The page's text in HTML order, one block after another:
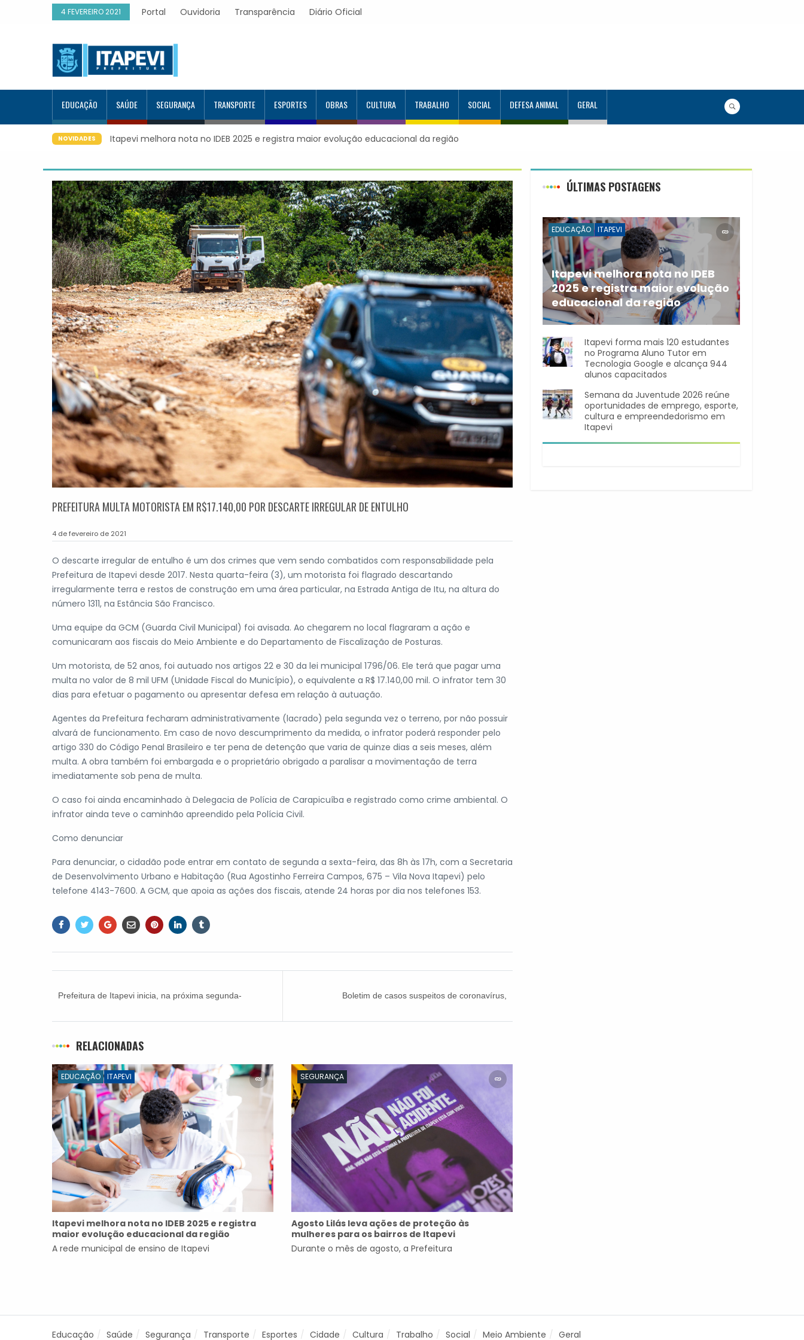
4 FEVEREIRO 2021 Portal Ouvidoria Transparência Diário Oficial
EDUCAÇÃO SAÚDE SEGURANÇA TRANSPORTE ESPORTES OBRAS CULTURA TRABALHO SOCIAL DEFESA ANIMAL GERAL
NOVIDADES
nota no IDEB 2025 e registra maior evolução educacional da regiãoItapevi forma mais 120 estudantes no Programa Aluno Tutor em Tecnologia
PREFEITURA MULTA MOTORISTA EM R$17.140,00 POR DESCARTE IRREGULAR DE ENTULHO
4 de fevereiro de 2021
O descarte irregular de entulho é um dos crimes que vem sendo combatidos com responsabilidade pela
Prefeitura de Itapevi desde 2017. Nesta quarta-feira (3), um motorista foi flagrado descartando
irregularmente terra e restos de construção em uma área particular, na Estrada Antiga de Itu, na altura do
número 1311, na Estância São Francisco.
Uma equipe da GCM (Guarda Civil Municipal) foi avisada. Ao chegarem no local flagraram a ação e
comunicaram aos fiscais do Meio Ambiente e do Departamento de Fiscalização de Posturas.
Um motorista, de 52 anos, foi autuado nos artigos 22 e 30 da lei municipal 1796/06. Ele terá que pagar uma
multa no valor de 8 mil UFM (Unidade Fiscal do Município), o equivalente a R$ 17.140,00 mil. O infrator tem 30
dias para efetuar o pagamento ou apresentar defesa em relação à autuação.
Agentes da Prefeitura fecharam administrativamente (lacrado) pela segunda vez o terreno, por não possuir
alvará de funcionamento. Em caso de novo descumprimento da medida, o infrator poderá responder pelo
artigo 330 do Código Penal Brasileiro e ter pena de detenção que varia de quinze dias a seis meses, além
multa. A obra também foi embargada e o proprietário obrigado a paralisar a movimentação de terra
imediatamente sob pena de multa.
O caso foi ainda encaminhado à Delegacia de Polícia de Carapicuíba e registrado como crime ambiental. O
infrator ainda teve o caminhão apreendido pela Polícia Civil.
Como denunciar
Para denunciar, o cidadão pode entrar em contato de segunda a sexta-feira, das 8h às 17h, com a Secretaria
de Desenvolvimento Urbano e Habitação (Rua Agostinho Ferreira Campos, 675 – Vila Nova Itapevi) pelo
telefone 4143-7600. A GCM, que apoia as ações dos fiscais, atende 24 horas por dia nos telefones 153.
Prefeitura de Itapevi inicia, na próxima segunda-
Boletim de casos suspeitos de coronavírus,
RELACIONADAS
EDUCAÇÃO ITAPEVI
Itapevi melhora nota no IDEB 2025 e registra
maior evolução educacional da região
A rede municipal de ensino de Itapevi
SEGURANÇA
Agosto Lilás leva ações de proteção às
mulheres para os bairros de Itapevi
Durante o mês de agosto, a Prefeitura
ÚLTIMAS POSTAGENS
EDUCAÇÃO ITAPEVI
Itapevi melhora nota no IDEB
2025 e registra maior evolução
educacional da região
A rede municipal de ensino
Itapevi forma mais 120 estudantes
no Programa Aluno Tutor em
Tecnologia Google e alcança 944
alunos capacitados
Semana da Juventude 2026 reúne
oportunidades de emprego, esporte,
cultura e empreendedorismo em
Itapevi
Educação Saúde Segurança Transporte Esportes Cidade Cultura Trabalho Social Meio Ambiente Geral